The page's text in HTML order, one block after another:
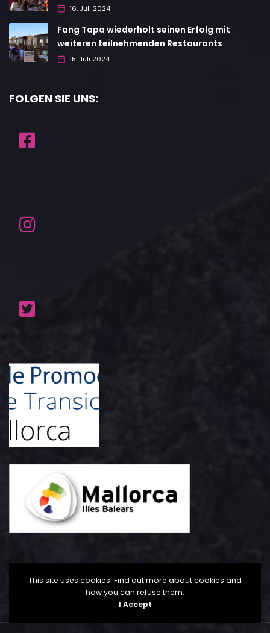
16. Juli 2024
Fang Tapa wiederholt seinen Erfolg mit
weiteren teilnehmenden Restaurants
15. Juli 2024
FOLGEN SIE UNS:
This site uses cookies. Find out more about cookies and
how you can refuse them.
I Accept